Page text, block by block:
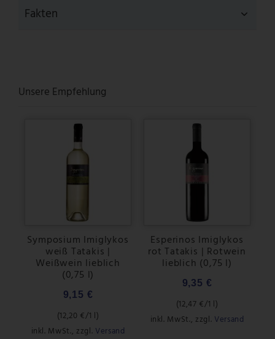
Fakten
Unsere Empfehlung
Symposium Imiglykos
weiß Tatakis |
Weißwein lieblich
(0,75 l)
9,15 €
(12,20 €/1 l)
inkl. MwSt., zzgl. Versand
Esperinos Imiglykos
rot Tatakis | Rotwein
lieblich (0,75 l)
9,35 €
(12,47 €/1 l)
inkl. MwSt., zzgl. Versand